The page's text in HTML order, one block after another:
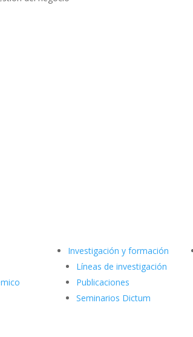
Investigación y formación
Líneas de investigación
Publicaciones
Seminarios Dictum